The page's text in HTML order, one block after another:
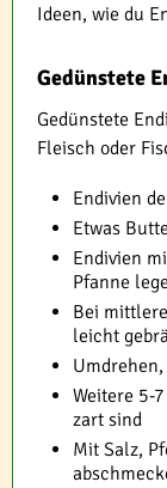
Ideen, wie du
Gedünstete
Gedünstete
Fleisch oder
Endivien
Etwas
Endivien
Pfanne
Bei
leicht
Weitere 5-
zart sind
Mit Salz,